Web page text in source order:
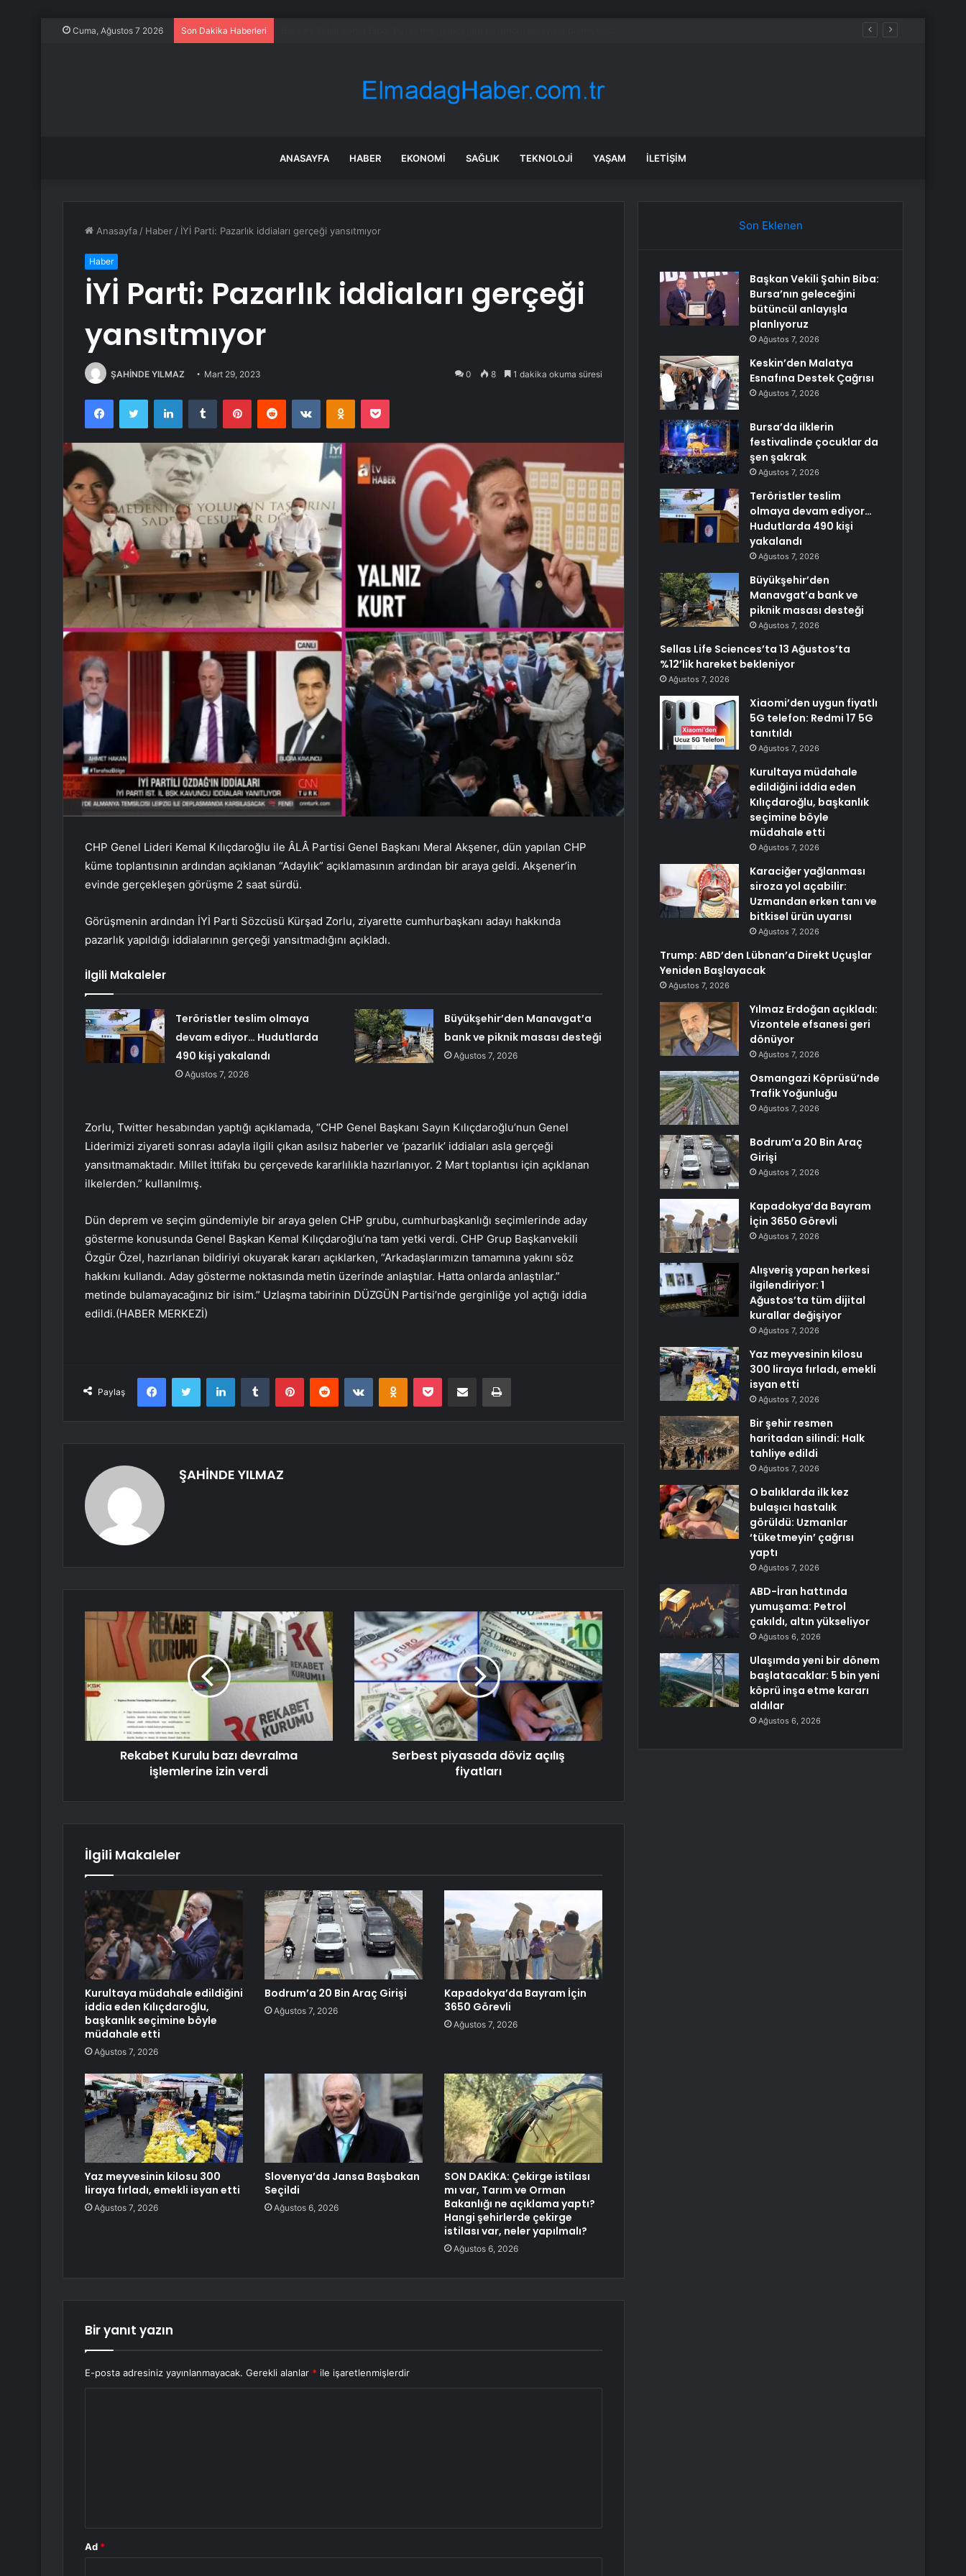
Cuma, Ağustos 7 2026 Son Dakika Haberleri
ANASAYFA HABER EKONOMI SAĞLIK TEKNOLOJI YAŞAM İLETIŞIM
Anasayfa / Haber / İYİ Parti: Pazarlık iddiaları gerçeği yansıtmıyor
Haber
İYİ Parti: Pazarlık iddiaları gerçeği
yansıtmıyor
ŞAHİNDE YILMAZ Mart 29, 2023 0 8 1 dakika okuma süresi
FacebookTwitter LinkedInTumblr PinterestReddit VKontakteOdnoklassniki
Pocket
CHP Genel Lideri Kemal Kılıçdaroğlu ile ÂLÂ Partisi Genel Başkanı Meral Akşener, dün yapılan CHP
küme toplantısının ardından açıklanan “Adaylık” açıklamasının ardından bir araya geldi. Akşener’in
evinde gerçekleşen görüşme 2 saat sürdü.
Görüşmenin ardından İYİ Parti Sözcüsü Kürşad Zorlu, ziyarette cumhurbaşkanı adayı hakkında
pazarlık yapıldığı iddialarının gerçeği yansıtmadığını açıkladı.
İlgili Makaleler
Teröristler teslim olmaya
devam ediyor… Hudutlarda
490 kişi yakalandı
Ağustos 7, 2026
Büyükşehir’den Manavgat’a
bank ve piknik masası desteği
Ağustos 7, 2026
Zorlu, Twitter hesabından yaptığı açıklamada, “CHP Genel Başkanı Sayın Kılıçdaroğlu’nun Genel
Liderimizi ziyareti sonrası adayla ilgili çıkan asılsız haberler ve ‘pazarlık’ iddiaları asla gerçeği
yansıtmamaktadır. Millet İttifakı bu çerçevede kararlılıkla hazırlanıyor. 2 Mart toplantısı için açıklanan
ilkelerden.” kullanılmış.
Dün deprem ve seçim gündemiyle bir araya gelen CHP grubu, cumhurbaşkanlığı seçimlerinde aday
gösterme konusunda Genel Başkan Kemal Kılıçdaroğlu’na tam yetki verdi. CHP Grup Başkanvekili
Özgür Özel, hazırlanan bildiriyi okuyarak kararı açıklarken, “Arkadaşlarımızın tamamına yakını söz
hakkını kullandı. Aday gösterme noktasında metin üzerinde anlaştılar. Hatta onlarda anlaştılar.”
metinde bulamayacağınız bir isim.” Uzlaşma tabirinin DÜZGÜN Partisi’nde gerginliğe yol açtığı iddia
edildi.(HABER MERKEZİ)
Paylaş
FacebookTwitter LinkedInTumblr PinterestReddit VKontakteOdnoklassniki
Pocket E-Posta ile paylaş Yazdır
ŞAHİNDE YILMAZ
Rekabet Kurulu bazı devralma
işlemlerine izin verdi
Serbest piyasada döviz açılış
fiyatları
İlgili Makaleler
Kurultaya müdahale edildiğini
iddia eden Kılıçdaroğlu,
başkanlık seçimine böyle
müdahale etti
Ağustos 7, 2026
Bodrum’a 20 Bin Araç Girişi
Ağustos 7, 2026
Kapadokya’da Bayram İçin
3650 Görevli
Ağustos 7, 2026
Yaz meyvesinin kilosu 300
liraya fırladı, emekli isyan etti
Ağustos 7, 2026
Slovenya’da Jansa Başbakan
Seçildi
Ağustos 6, 2026
SON DAKİKA: Çekirge istilası
mı var, Tarım ve Orman
Bakanlığı ne açıklama yaptı?
Hangi şehirlerde çekirge
istilası var, neler yapılmalı?
Ağustos 6, 2026
Bir yanıt yazın
E-posta adresiniz yayınlanmayacak. Gerekli alanlar * ile işaretlenmişlerdir
Ad *
Son Eklenen
Başkan Vekili Şahin Biba:
Bursa’nın geleceğini
bütüncül anlayışla
planlıyoruz
Ağustos 7, 2026
Keskin’den Malatya
Esnafına Destek Çağrısı
Ağustos 7, 2026
Bursa’da ilklerin
festivalinde çocuklar da
şen şakrak
Ağustos 7, 2026
Teröristler teslim
olmaya devam ediyor…
Hudutlarda 490 kişi
yakalandı
Ağustos 7, 2026
Büyükşehir’den
Manavgat’a bank ve
piknik masası desteği
Ağustos 7, 2026
Sellas Life Sciences’ta 13 Ağustos’ta
%12’lik hareket bekleniyor
Ağustos 7, 2026
Xiaomi’den uygun fiyatlı
5G telefon: Redmi 17 5G
tanıtıldı
Ağustos 7, 2026
Kurultaya müdahale
edildiğini iddia eden
Kılıçdaroğlu, başkanlık
seçimine böyle
müdahale etti
Ağustos 7, 2026
Karaciğer yağlanması
siroza yol açabilir:
Uzmandan erken tanı ve
bitkisel ürün uyarısı
Ağustos 7, 2026
Trump: ABD’den Lübnan’a Direkt Uçuşlar
Yeniden Başlayacak
Ağustos 7, 2026
Yılmaz Erdoğan açıkladı:
Vizontele efsanesi geri
dönüyor
Ağustos 7, 2026
Osmangazi Köprüsü’nde
Trafik Yoğunluğu
Ağustos 7, 2026
Bodrum’a 20 Bin Araç
Girişi
Ağustos 7, 2026
Kapadokya’da Bayram
İçin 3650 Görevli
Ağustos 7, 2026
Alışveriş yapan herkesi
ilgilendiriyor: 1
Ağustos’ta tüm dijital
kurallar değişiyor
Ağustos 7, 2026
Yaz meyvesinin kilosu
300 liraya fırladı, emekli
isyan etti
Ağustos 7, 2026
Bir şehir resmen
haritadan silindi: Halk
tahliye edildi
Ağustos 7, 2026
O balıklarda ilk kez
bulaşıcı hastalık
görüldü: Uzmanlar
‘tüketmeyin’ çağrısı
yaptı
Ağustos 7, 2026
ABD-İran hattında
yumuşama: Petrol
çakıldı, altın yükseliyor
Ağustos 6, 2026
Ulaşımda yeni bir dönem
başlatacaklar: 5 bin yeni
köprü inşa etme kararı
aldılar
Ağustos 6, 2026